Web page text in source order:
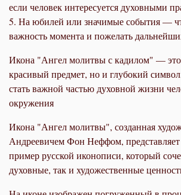
если человек интересуется духовными
5. На юбилей или значимые события —
важность момента и пожелать
Икона "Ангел молитвы с кадилом" — это
красивый предмет, но и глубокий
стать важной частью духовной жизни
окружения
Икона "Ангел молитвы", созданная
Андреевичем Фон Неффом,
пример русской иконописи, который
духовные, так и художественные